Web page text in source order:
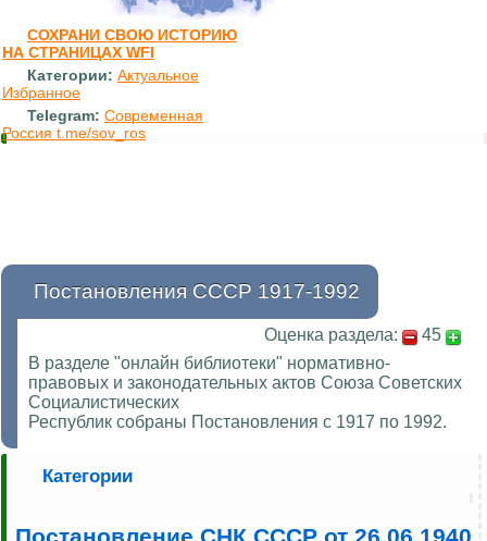
СОХРАНИ СВОЮ ИСТОРИЮ
НА СТРАНИЦАХ WFI
Категории: Актуальное
Избранное
Telegram: Современная
Россия t.me/sov_ros
Постановления СССР 1917-1992
Оценка раздела:
45
В разделе "онлайн библиотеки" нормативно-
правовых и законодательных актов Союза Советских
Социалистических
Республик собраны Постановления с 1917 по 1992.
Категории